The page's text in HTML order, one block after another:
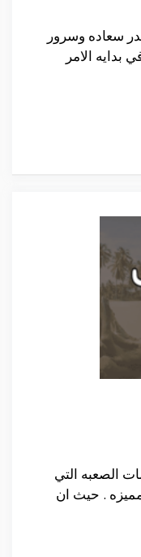
سعاده وسرور
بدايه الامر
الصعبه التي
. حيث ان